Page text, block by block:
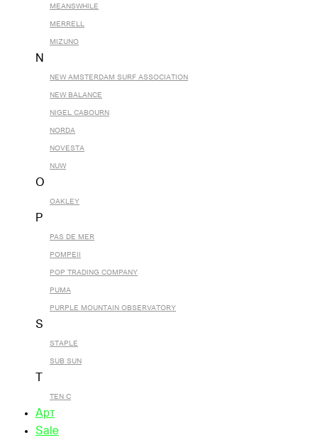
MEANSWHILE
MERRELL
MIZUNO
N
NEW AMSTERDAM SURF ASSOCIATION
NEW BALANCE
NIGEL CABOURN
NORDA
NOVESTA
NUW
O
OAKLEY
P
PAS DE MER
POMPEII
POP TRADING COMPANY
PUMA
PURPLE MOUNTAIN OBSERVATORY
S
STAPLE
SUB SUN
TEN C
Арт
Sale